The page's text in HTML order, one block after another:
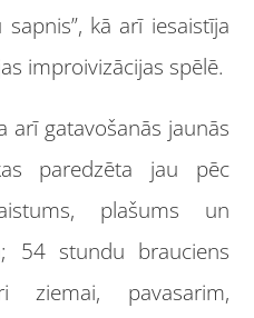
kā arī iesaistīja
improivizācijas spēlē.
arī gatavošanās jaunās
paredzēta jau pēc
plašums un
54 stundu brauciens
ziemai, pavasarim,